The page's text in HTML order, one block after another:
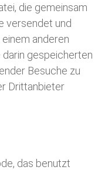
die gemeinsam
versendet und
anderen
gespeicherten
Besuche zu
Drittanbieter
das benutzt